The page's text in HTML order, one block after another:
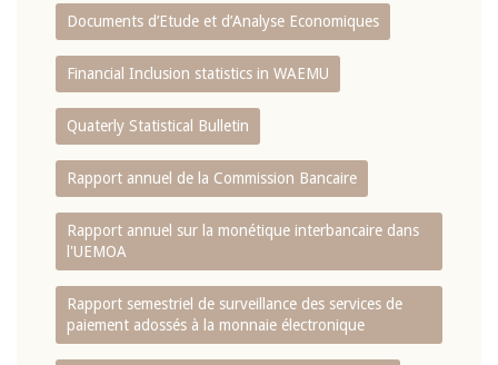
Documents d’Etude et d’Analyse Economiques
Financial Inclusion statistics in WAEMU
Quaterly Statistical Bulletin
Rapport annuel de la Commission Bancaire
Rapport annuel sur la monétique interbancaire dans
l'UEMOA
Rapport semestriel de surveillance des services de
paiement adossés à la monnaie électronique